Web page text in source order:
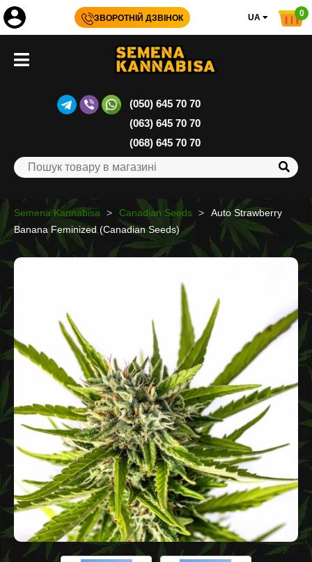
ЗВОРОТНІЙ ДЗВІНОК UA 0
(050) 645 70 70
(063) 645 70 70
(068) 645 70 70
Semena Kannabisa Canadian Seeds
Auto Strawberry
Banana Feminized (Canadian Seeds)